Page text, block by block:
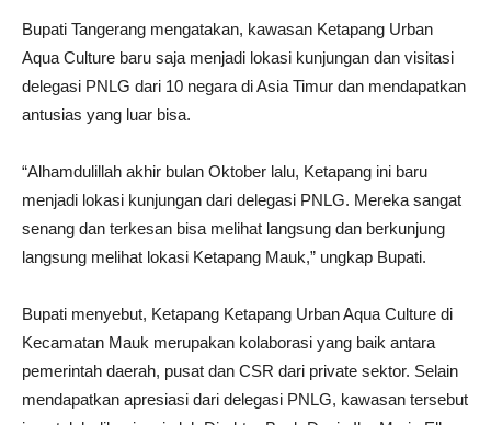
Bupati Tangerang mengatakan, kawasan Ketapang Urban
Aqua Culture baru saja menjadi lokasi kunjungan dan visitasi
delegasi PNLG dari 10 negara di Asia Timur dan mendapatkan
antusias yang luar bisa.
“Alhamdulillah akhir bulan Oktober lalu, Ketapang ini baru
menjadi lokasi kunjungan dari delegasi PNLG. Mereka sangat
senang dan terkesan bisa melihat langsung dan berkunjung
langsung melihat lokasi Ketapang Mauk,” ungkap Bupati.
Bupati menyebut, Ketapang Ketapang Urban Aqua Culture di
Kecamatan Mauk merupakan kolaborasi yang baik antara
pemerintah daerah, pusat dan CSR dari private sektor. Selain
mendapatkan apresiasi dari delegasi PNLG, kawasan tersebut